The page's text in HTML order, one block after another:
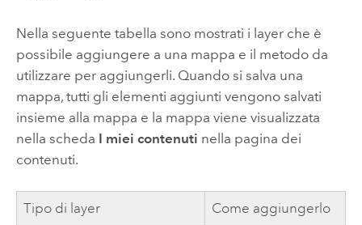
Nella seguente tabella sono mostrati i layer che è
possibile aggiungere a una mappa e il metodo da
utilizzare per aggiungerli. Quando si salva una
mappa, tutti gli elementi aggiunti vengono salvati
insieme alla mappa e la mappa viene visualizzata
nella scheda I miei contenuti nella pagina dei
contenuti.
Tipo di layer Come aggiungerlo